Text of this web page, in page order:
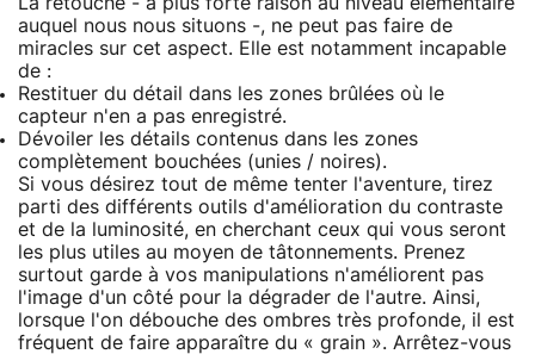
auquel nous nous situons -, ne peut pas faire de
miracles sur cet aspect. Elle est notamment incapable
de :
Restituer du détail dans les zones brûlées où le
capteur n'en a pas enregistré.
Dévoiler les détails contenus dans les zones
complètement bouchées (unies / noires).
Si vous désirez tout de même tenter l'aventure, tirez
parti des différents outils d'amélioration du contraste
et de la luminosité, en cherchant ceux qui vous seront
les plus utiles au moyen de tâtonnements. Prenez
surtout garde à vos manipulations n'améliorent pas
l'image d'un côté pour la dégrader de l'autre. Ainsi,
lorsque l'on débouche des ombres très profonde, il est
fréquent de faire apparaître du « grain ». Arrêtez-vous